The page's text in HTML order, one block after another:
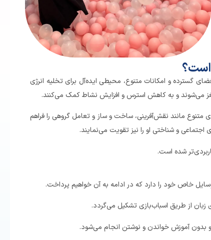
است؟
گسترده و امکانات متنوع، محیطی ایده‌آل برای تخلیه انرژی
می‌شوند و به کاهش استرس و افزایش نشاط کمک می‌کنند.
متنوع مانند نقش‌آفرینی، ساخت و ساز و تعامل گروهی را فراهم
و شناختی او را نیز تقویت می‌نمایند.
شده است.